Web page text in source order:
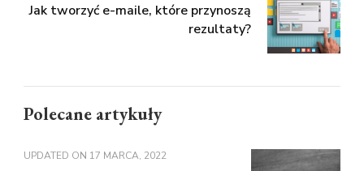
Jak tworzyć e-maile, które przynoszą
rezultaty?
Polecane artykuły
UPDATED ON 17 MARCA, 2022